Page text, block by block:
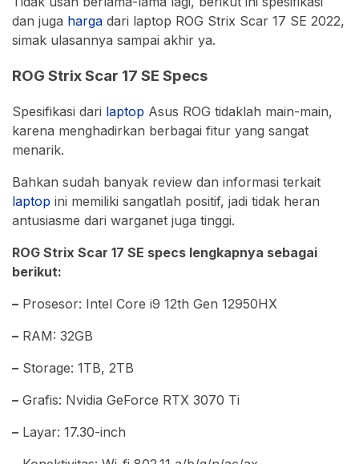
dan juga harga dari laptop ROG Strix Scar 17 SE 2022,
simak ulasannya sampai akhir ya.
ROG Strix Scar 17 SE Specs
Spesifikasi dari laptop Asus ROG tidaklah main-main,
karena menghadirkan berbagai fitur yang sangat
menarik.
Bahkan sudah banyak review dan informasi terkait
laptop ini memiliki sangatlah positif, jadi tidak heran
antusiasme dari warganet juga tinggi.
ROG Strix Scar 17 SE specs lengkapnya sebagai
berikut:
– Prosesor: Intel Core i9 12th Gen 12950HX
– RAM: 32GB
– Storage: 1TB, 2TB
– Grafis: Nvidia GeForce RTX 3070 Ti
– Layar: 17.30-inch